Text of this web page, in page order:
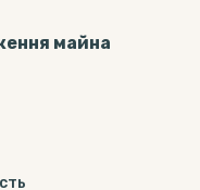
майна